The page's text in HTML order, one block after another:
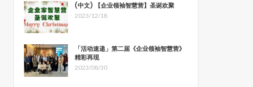
(中文) 【企业领袖智慧营】圣诞欢聚
2023/12/18
「活动速递」第二届《企业领袖智慧营》
精彩再现
2023/08/30